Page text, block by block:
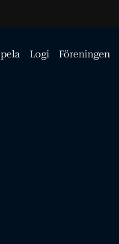
Logi Föreningen